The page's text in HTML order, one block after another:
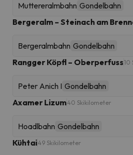
Muttereralmbahn Gondelbahn
Bergeralm – Steinach am
Bergeralmbahn Gondelbahn
Rangger Köpfl – Oberperfuss10
Peter Anich I Gondelbahn
Axamer Lizum40 Skikilometer
Hoadlbahn Gondelbahn
Kühtai49 Skikilometer